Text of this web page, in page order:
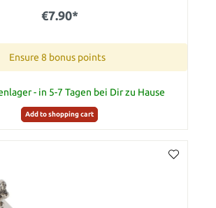
€7.90*
Ensure 8 bonus points
- in 5-7 Tagen bei Dir zu Hause
Add to shopping cart